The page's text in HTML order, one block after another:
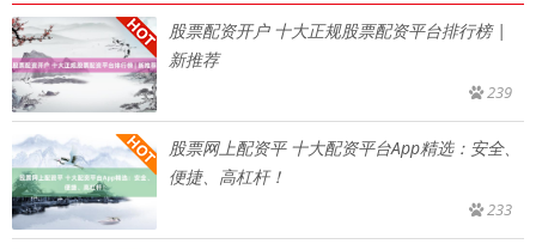
股票配资开户 十大正规股票配资平台排行榜 |
新推荐
239
股票网上配资平 十大配资平台App精选：安全、
便捷、高杠杆！
233